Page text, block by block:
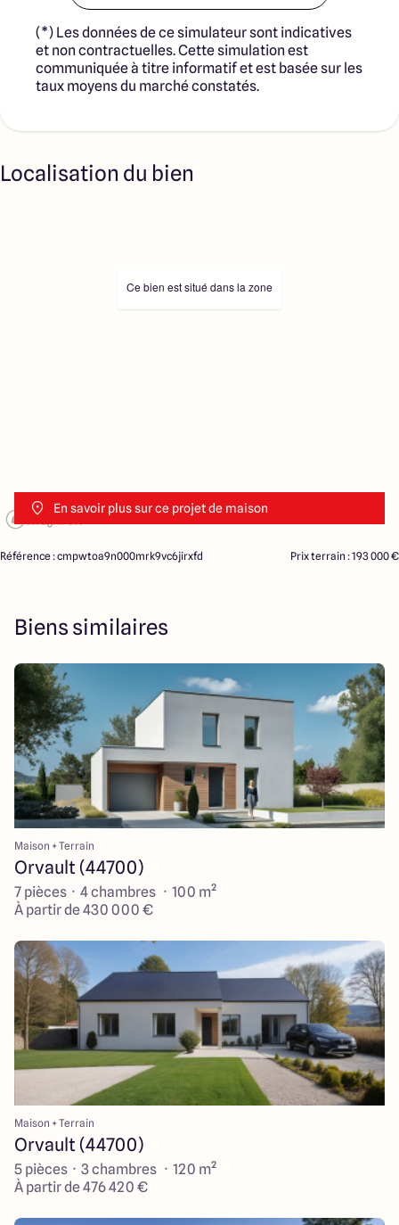
(*) Les données de ce simulateur sont indicatives
et non contractuelles. Cette simulation est
communiquée à titre informatif et est basée sur les
taux moyens du marché constatés.
Localisation du bien
En savoir plus sur ce projet de maison
Ce bien est situé dans la zone
Référence : cmpwtoa9n000mrk9vc6jirxfd Prix terrain : 193 000 €
Biens similaires
Maison + Terrain
Orvault (44700)
7 pièces · 4 chambres · 100 m²
À partir de 430 000 €
Maison + Terrain
Orvault (44700)
5 pièces · 3 chambres · 120 m²
À partir de 476 420 €